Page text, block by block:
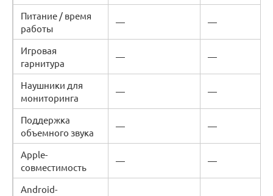
Питание / время
работы
— —
Игровая
гарнитура
— —
Наушники для
мониторинга
— —
Поддержка
объемного звука
— —
Apple-
совместимость
— —
Android-